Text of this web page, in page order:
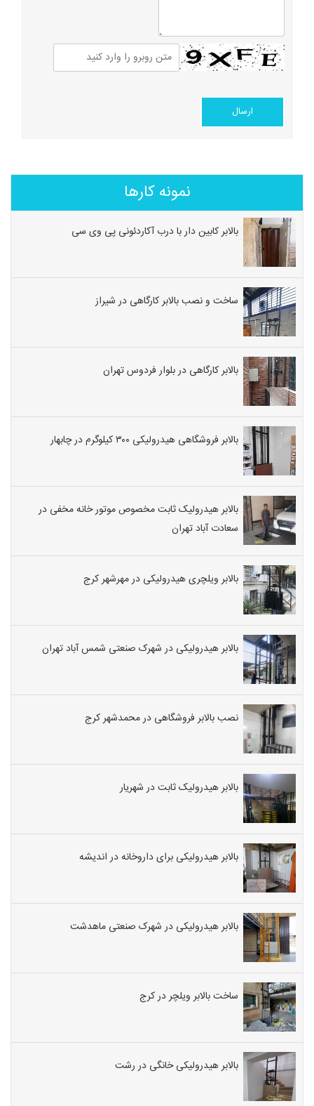
نمونه کارها
بالابر کابین دار با درب آکاردئونی پی وی سی
ساخت و نصب بالابر کارگاهی در شیراز
بالابر کارگاهی در بلوار فردوس تهران
بالابر فروشگاهی هیدرولیکی ۳۰۰ کیلوگرم در چابهار
بالابر هیدرولیک ثابت مخصوص موتور خانه مخفی در
سعادت آباد تهران
بالابر ویلچری هیدرولیکی در مهرشهر کرج
بالابر هیدرولیکی در شهرک صنعتی شمس آباد تهران
نصب بالابر فروشگاهی در محمدشهر کرج
بالابر هیدرولیک ثابت در شهریار
بالابر هیدرولیکی برای داروخانه در اندیشه
بالابر هیدرولیکی در شهرک صنعتی ماهدشت
ساخت بالابر ویلچر در کرج
بالابر هیدرولیکی خانگی در رشت